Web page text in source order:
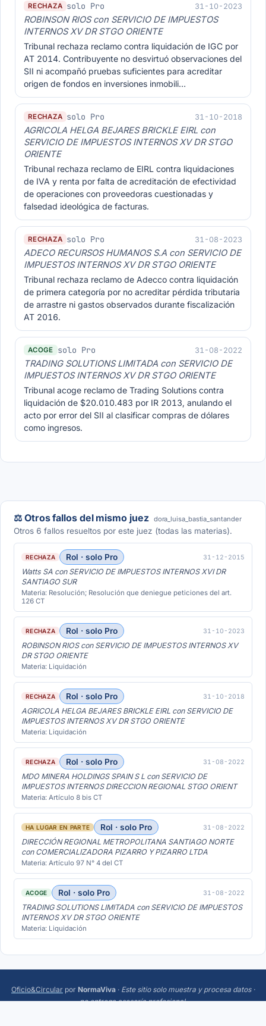
RECHAZA solo Pro 31-10-2023
ROBINSON RIOS con SERVICIO DE IMPUESTOS
INTERNOS XV DR STGO ORIENTE
Tribunal rechaza reclamo contra liquidación de IGC por
AT 2014. Contribuyente no desvirtuó observaciones del
SII ni acompañó pruebas suficientes para acreditar
origen de fondos en inversiones inmobili…
RECHAZA solo Pro 31-10-2018
AGRICOLA HELGA BEJARES BRICKLE EIRL con
SERVICIO DE IMPUESTOS INTERNOS XV DR STGO
ORIENTE
Tribunal rechaza reclamo de EIRL contra liquidaciones
de IVA y renta por falta de acreditación de efectividad
de operaciones con proveedoras cuestionadas y
falsedad ideológica de facturas.
RECHAZA solo Pro 31-08-2023
ADECO RECURSOS HUMANOS S.A con SERVICIO DE
IMPUESTOS INTERNOS XV DR STGO ORIENTE
Tribunal rechaza reclamo de Adecco contra liquidación
de primera categoría por no acreditar pérdida tributaria
de arrastre ni gastos observados durante fiscalización
AT 2016.
ACOGE solo Pro 31-08-2022
TRADING SOLUTIONS LIMITADA con SERVICIO DE
IMPUESTOS INTERNOS XV DR STGO ORIENTE
Tribunal acoge reclamo de Trading Solutions contra
liquidación de $20.010.483 por IR 2013, anulando el
acto por error del SII al clasificar compras de dólares
como ingresos.
⚖️ Otros fallos del mismo juez dora_luisa_bastia_santander
Otros 6 fallos resueltos por este juez (todas las materias).
RECHAZA Rol · solo Pro 31-12-2015
Watts SA con SERVICIO DE IMPUESTOS INTERNOS XVI DR
SANTIAGO SUR
Materia: Resolución; Resolución que deniegue peticiones del art.
126 CT
RECHAZA Rol · solo Pro 31-10-2023
ROBINSON RIOS con SERVICIO DE IMPUESTOS INTERNOS XV
DR STGO ORIENTE
Materia: Liquidación
RECHAZA Rol · solo Pro 31-10-2018
AGRICOLA HELGA BEJARES BRICKLE EIRL con SERVICIO DE
IMPUESTOS INTERNOS XV DR STGO ORIENTE
Materia: Liquidación
RECHAZA Rol · solo Pro 31-08-2022
MDO MINERA HOLDINGS SPAIN S L con SERVICIO DE
IMPUESTOS INTERNOS DIRECCION REGIONAL STGO ORIENT
Materia: Artículo 8 bis CT
HA LUGAR EN PARTE Rol · solo Pro 31-08-2022
DIRECCIÓN REGIONAL METROPOLITANA SANTIAGO NORTE
con COMERCIALIZADORA PIZARRO Y PIZARRO LTDA
Materia: Artículo 97 N° 4 del CT
ACOGE Rol · solo Pro 31-08-2022
TRADING SOLUTIONS LIMITADA con SERVICIO DE IMPUESTOS
INTERNOS XV DR STGO ORIENTE
Materia: Liquidación
Oficio&Circular por NormaViva · Este sitio solo muestra y procesa datos ·
no entrega asesoría profesional.